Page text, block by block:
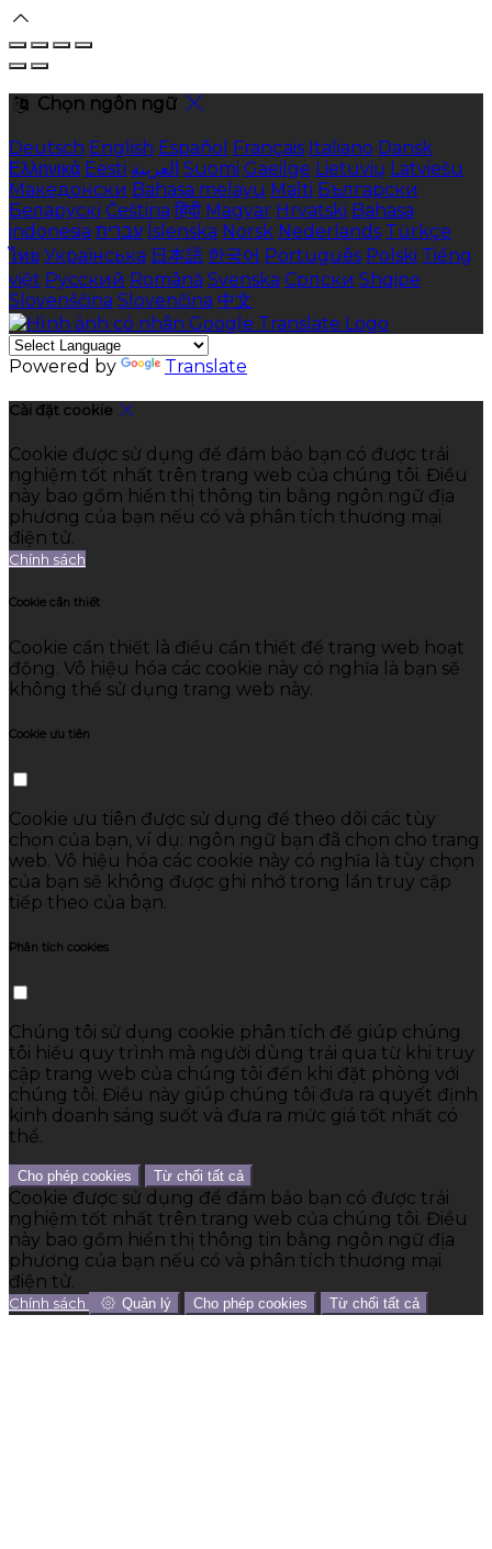
Chọn ngôn ngữ
Deutsch English Español Français Italiano Dansk
Ελληνικά Eesti العربية Suomi Gaeilge Lietuvių Latviešu
Македонски Bahasa melayu Malti Български
Беларускі Čeština हिंदी Magyar Hrvatski Bahasa
indonesia עברית Íslenska Norsk Nederlands Türkçe
ไทย Українська 日本語 한국어 Português Polski Tiếng
việt Русский Română Svenska Српски Shqipe
Slovenščina Slovenčina 中文
Powered by Translate
Cài đặt cookie
Cookie được sử dụng để đảm bảo bạn có được trải
nghiệm tốt nhất trên trang web của chúng tôi. Điều
này bao gồm hiển thị thông tin bằng ngôn ngữ địa
phương của bạn nếu có và phân tích thương mại
điện tử.
Chính sách
Cookie cần thiết
Cookie cần thiết là điều cần thiết để trang web hoạt
động. Vô hiệu hóa các cookie này có nghĩa là bạn sẽ
không thể sử dụng trang web này.
Cookie ưu tiên
Cookie ưu tiên được sử dụng để theo dõi các tùy
chọn của bạn, ví dụ: ngôn ngữ bạn đã chọn cho trang
web. Vô hiệu hóa các cookie này có nghĩa là tùy chọn
của bạn sẽ không được ghi nhớ trong lần truy cập
tiếp theo của bạn.
Phân tích cookies
Chúng tôi sử dụng cookie phân tích để giúp chúng
tôi hiểu quy trình mà người dùng trải qua từ khi truy
cập trang web của chúng tôi đến khi đặt phòng với
chúng tôi. Điều này giúp chúng tôi đưa ra quyết định
kinh doanh sáng suốt và đưa ra mức giá tốt nhất có
thể.
Cho phép cookies Từ chối tất cả
Cookie được sử dụng để đảm bảo bạn có được trải
nghiệm tốt nhất trên trang web của chúng tôi. Điều
này bao gồm hiển thị thông tin bằng ngôn ngữ địa
phương của bạn nếu có và phân tích thương mại
điện tử.
Chính sách Quản lý Cho phép cookies Từ chối tất cả